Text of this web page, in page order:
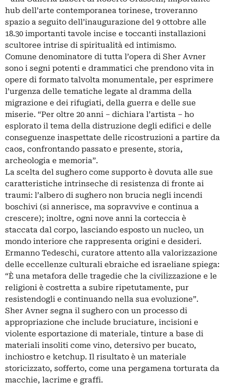
hub dell’arte contemporanea torinese, troveranno
spazio a seguito dell’inaugurazione del 9 ottobre alle
18.30 importanti tavole incise e toccanti installazioni
scultoree intrise di spiritualità ed intimismo.
Comune denominatore di tutta l’opera di Sher Avner
sono i segni potenti e drammatici che prendono vita in
opere di formato talvolta monumentale, per esprimere
l’urgenza delle tematiche legate al dramma della
migrazione e dei rifugiati, della guerra e delle sue
miserie. “Per oltre 20 anni – dichiara l’artista – ho
esplorato il tema della distruzione degli edifici e delle
conseguenze inaspettate delle ricostruzioni a partire da
caos, confrontando passato e presente, storia,
archeologia e memoria”.
La scelta del sughero come supporto è dovuta alle sue
caratteristiche intrinseche di resistenza di fronte ai
traumi: l’albero di sughero non brucia negli incendi
boschivi (si annerisce, ma sopravvive e continua a
crescere); inoltre, ogni nove anni la corteccia è
staccata dal corpo, lasciando esposto un nucleo, un
mondo interiore che rappresenta origini e desideri.
Ermanno Tedeschi, curatore attento alla valorizzazione
delle eccellenze culturali ebraiche ed israeliane spiega:
“È una metafora delle tragedie che la civilizzazione e le
religioni è costretta a subire ripetutamente, pur
resistendogli e continuando nella sua evoluzione”.
Sher Avner segna il sughero con un processo di
appropriazione che include bruciature, incisioni e
violente esportazione di materiale, tinture a base di
materiali insoliti come vino, detersivo per bucato,
inchiostro e ketchup. Il risultato è un materiale
storicizzato, sofferto, come una pergamena torturata da
macchie, lacrime e graffi.